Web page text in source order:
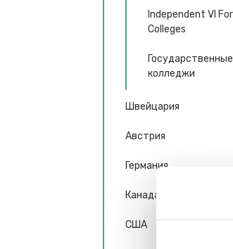
Independent VI
Colleges
Государственные
колледжи
Швейцария
Австрия
Германия
Канада
США